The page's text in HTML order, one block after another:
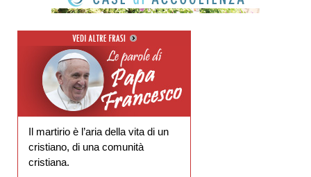
Il martirio è l’aria della vita di un
cristiano, di una comunità
cristiana.